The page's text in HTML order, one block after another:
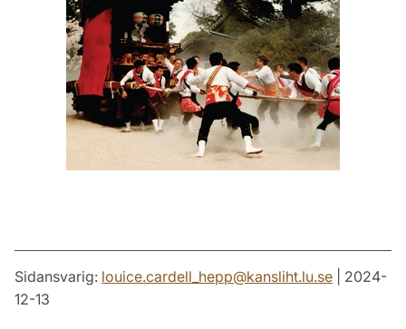
Sidansvarig: louice.cardell_hepp@kansliht.lu.se | 2024-
12-13